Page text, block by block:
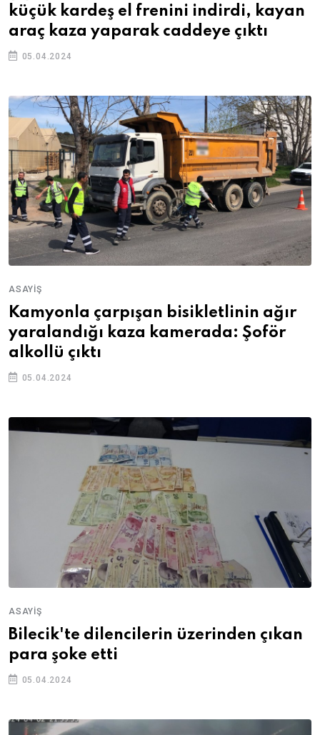
küçük kardeş el frenini indirdi, kayan
araç kaza yaparak caddeye çıktı
05.04.2024
ASAYIŞ
Kamyonla çarpışan bisikletlinin ağır
yaralandığı kaza kamerada: Şoför
alkollü çıktı
05.04.2024
ASAYIŞ
Bilecik'te dilencilerin üzerinden çıkan
para şoke etti
05.04.2024